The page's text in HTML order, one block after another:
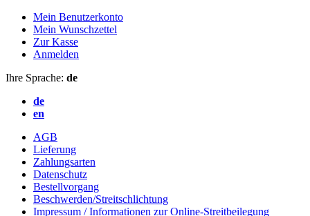
Mein Benutzerkonto
Mein Wunschzettel
Zur Kasse
Anmelden
Ihre Sprache: de
de
en
AGB
Lieferung
Zahlungsarten
Datenschutz
Bestellvorgang
Beschwerden/Streitschlichtung
Impressum / Informationen zur Online-Streitbeilegung